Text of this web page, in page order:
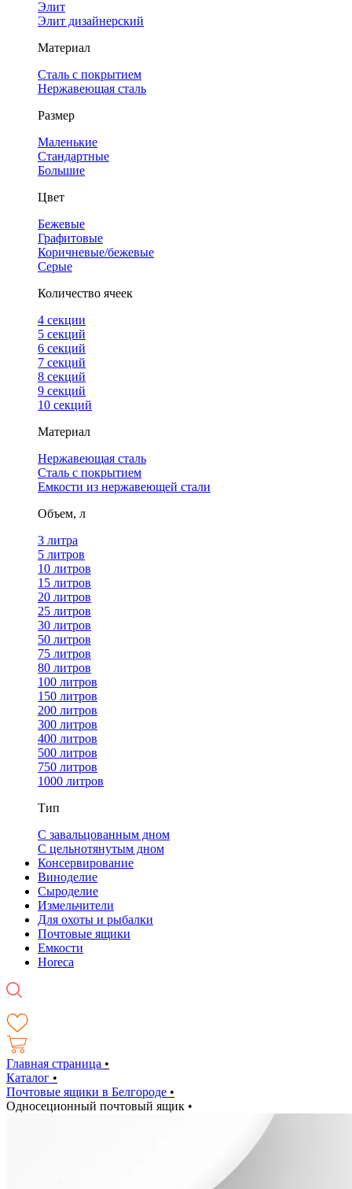
Элит
Элит дизайнерский
Материал
Сталь с покрытием
Нержавеющая сталь
Размер
Маленькие
Стандартные
Большие
Цвет
Бежевые
Графитовые
Коричневые/бежевые
Серые
Количество ячеек
4 cекции
5 секций
6 секций
7 секций
8 секций
9 секций
10 секций
Материал
Нержавеющая сталь
Сталь с покрытием
Емкости из нержавеющей стали
Объем, л
3 литра
5 литров
10 литров
15 литров
20 литров
25 литров
30 литров
50 литров
75 литров
80 литров
100 литров
150 литров
200 литров
300 литров
400 литров
500 литров
750 литров
1000 литров
Тип
С завальцованным дном
С цельнотянутым дном
Консервирование
Виноделие
Сыроделие
Измельчители
Для охоты и рыбалки
Почтовые ящики
Емкости
Horeca
Главная страница •
Каталог •
Почтовые ящики в Белгороде •
Односеционный почтовый ящик •